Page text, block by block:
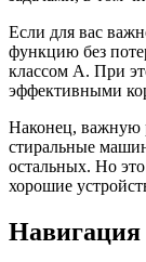
Если для вас
функцию без
классом А. При
эффективными
Наконец, важную
стиральные
остальных. Но
хорошие
Навигация